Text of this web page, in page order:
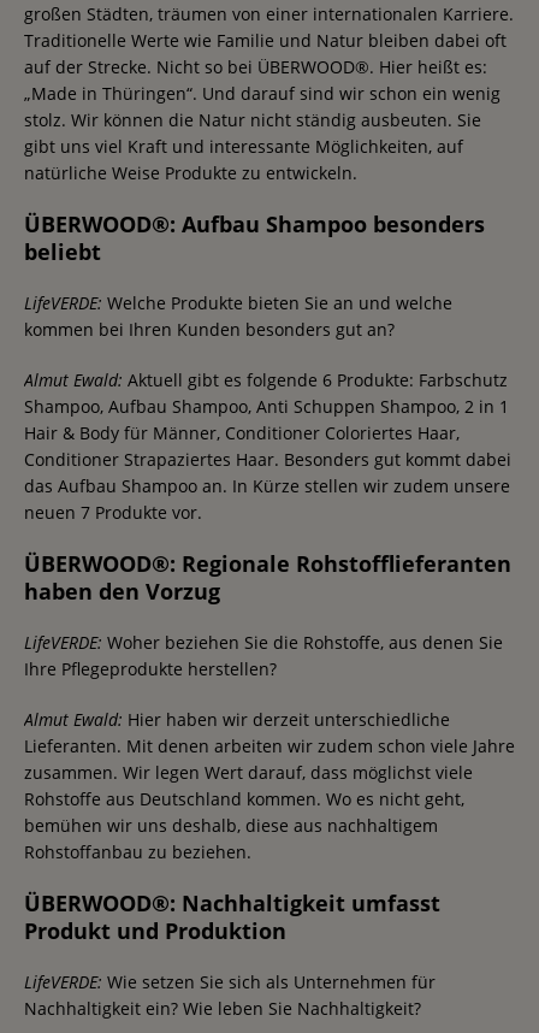
großen Städten, träumen von einer internationalen Karriere.
Traditionelle Werte wie Familie und Natur bleiben dabei oft
auf der Strecke. Nicht so bei ÜBERWOOD®. Hier heißt es:
„Made in Thüringen“. Und darauf sind wir schon ein wenig
stolz. Wir können die Natur nicht ständig ausbeuten. Sie
gibt uns viel Kraft und interessante Möglichkeiten, auf
natürliche Weise Produkte zu entwickeln.
ÜBERWOOD®: Aufbau Shampoo besonders
beliebt
LifeVERDE: Welche Produkte bieten Sie an und welche
kommen bei Ihren Kunden besonders gut an?
Almut Ewald: Aktuell gibt es folgende 6 Produkte: Farbschutz
Shampoo, Aufbau Shampoo, Anti Schuppen Shampoo, 2 in 1
Hair & Body für Männer, Conditioner Coloriertes Haar,
Conditioner Strapaziertes Haar. Besonders gut kommt dabei
das Aufbau Shampoo an. In Kürze stellen wir zudem unsere
neuen 7 Produkte vor.
ÜBERWOOD®: Regionale Rohstofflieferanten
haben den Vorzug
LifeVERDE: Woher beziehen Sie die Rohstoffe, aus denen Sie
Ihre Pflegeprodukte herstellen?
Almut Ewald: Hier haben wir derzeit unterschiedliche
Lieferanten. Mit denen arbeiten wir zudem schon viele Jahre
zusammen. Wir legen Wert darauf, dass möglichst viele
Rohstoffe aus Deutschland kommen. Wo es nicht geht,
bemühen wir uns deshalb, diese aus nachhaltigem
Rohstoffanbau zu beziehen.
ÜBERWOOD®: Nachhaltigkeit umfasst
Produkt und Produktion
LifeVERDE: Wie setzen Sie sich als Unternehmen für
Nachhaltigkeit ein? Wie leben Sie Nachhaltigkeit?